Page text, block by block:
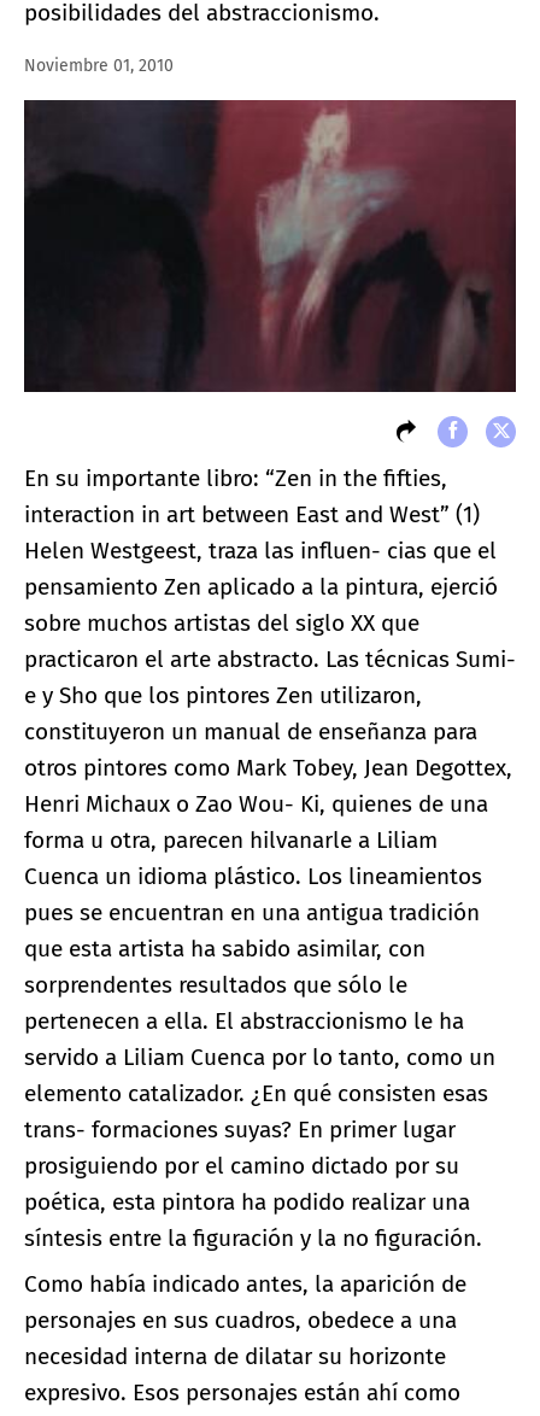
posibilidades del abstraccionismo.
Noviembre 01, 2010
En su importante libro: “Zen in the fifties,
interaction in art between East and West” (1)
Helen Westgeest, traza las influen- cias que el
pensamiento Zen aplicado a la pintura, ejerció
sobre muchos artistas del siglo XX que
practicaron el arte abstracto. Las técnicas Sumi-
e y Sho que los pintores Zen utilizaron,
constituyeron un manual de enseñanza para
otros pintores como Mark Tobey, Jean Degottex,
Henri Michaux o Zao Wou- Ki, quienes de una
forma u otra, parecen hilvanarle a Liliam
Cuenca un idioma plástico. Los lineamientos
pues se encuentran en una antigua tradición
que esta artista ha sabido asimilar, con
sorprendentes resultados que sólo le
pertenecen a ella. El abstraccionismo le ha
servido a Liliam Cuenca por lo tanto, como un
elemento catalizador. ¿En qué consisten esas
trans- formaciones suyas? En primer lugar
prosiguiendo por el camino dictado por su
poética, esta pintora ha podido realizar una
síntesis entre la figuración y la no figuración.
Como había indicado antes, la aparición de
personajes en sus cuadros, obedece a una
necesidad interna de dilatar su horizonte
expresivo. Esos personajes están ahí como